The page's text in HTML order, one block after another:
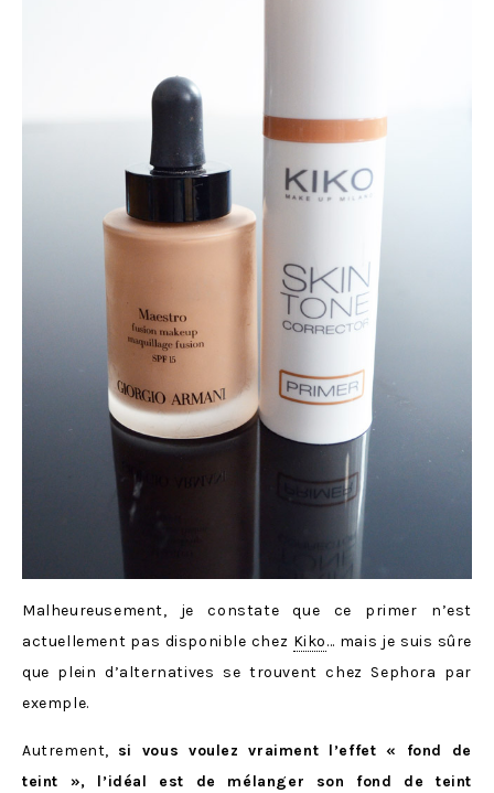
Malheureusement, je constate que ce primer n’est
actuellement pas disponible chez Kiko… mais je suis sûre
que plein d’alternatives se trouvent chez Sephora par
exemple.
Autrement, si vous voulez vraiment l’effet « fond de
teint », l’idéal est de mélanger son fond de teint